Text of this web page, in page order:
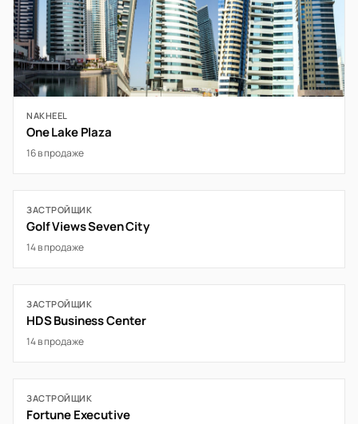
NAKHEEL
One Lake Plaza
16 в продаже
ЗАСТРОЙЩИК
Golf Views Seven City
14 в продаже
ЗАСТРОЙЩИК
HDS Business Center
14 в продаже
ЗАСТРОЙЩИК
Fortune Executive